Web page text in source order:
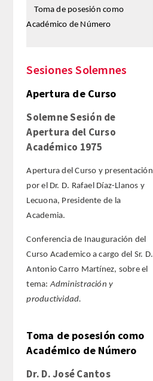
REGLAMENTO
ACADÉMICOS
SECCIONES
TEOLOGÍA
DERECHO
MEDICINA
CIENCIAS EXPERIMENTALES
FARMACIA
INGENIERíA
ARQUITECTURA Y BELLAS ARTES
Toma de posesión como
Académico de Número
Sesiones Solemnes
Apertura de Curso
Solemne Sesión de
Apertura del Curso
Académico 1975
Apertura del Curso y presentación
por el Dr. D. Rafael Díaz-Llanos y
Lecuona, Presidente de la
Academia.
Conferencia de Inauguración del
Curso Academico a cargo del Sr. D.
Antonio Carro Martínez, sobre el
tema:Administración y
productividad.
Toma de posesión como
Académico de Número
Dr. D. José Cantos